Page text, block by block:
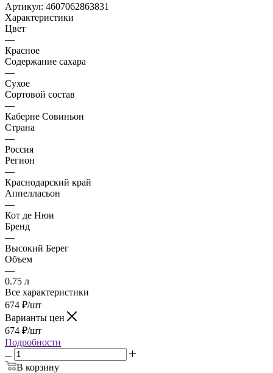
Артикул: 4607062863831
Характеристики
Цвет
—
Красное
Содержание сахара
—
Сухое
Сортовой состав
—
Каберне Совиньон
Страна
—
Россия
Регион
—
Краснодарский край
Аппелласьон
—
Кот де Нюи
Бренд
—
Высокий Берег
Объем
—
0.75 л
Все характеристики
674 ₽/шт
Варианты цен
674 ₽/шт
Подробности
В корзину